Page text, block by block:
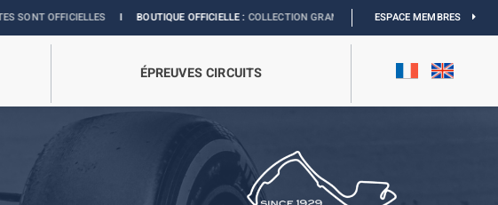
IBOUTIQUE OFFICIELLE :COLLECTION GRAND PRIXIEXPOSITION MONACO &
ESPACE MEMBRES
ÉPREUVES CIRCUITS